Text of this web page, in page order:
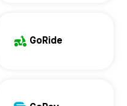
GoRide